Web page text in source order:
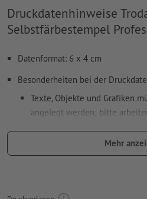
Druckdatenhinweise
Selbstfärbestempel
Datenformat: 6 x 4 cm
Besonderheiten bei der
Texte, Objekte und Grafiken
angelegt werden; bitte
verwenden Sie keine Effekte
Mehr